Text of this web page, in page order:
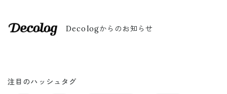
Decologからのお知らせ
注目のハッシュタグ